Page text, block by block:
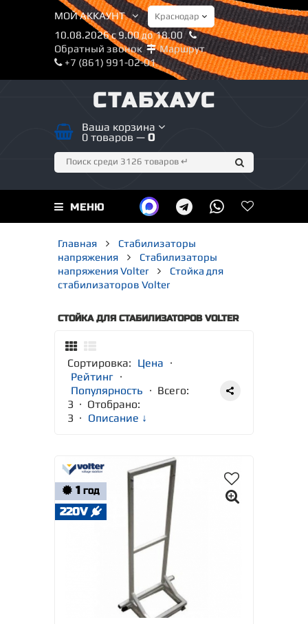
МОЙ АККАУНТ
10.08.2026 с 9.00 до 18.00
Обратный звонок
Маршрут
+7 (861) 991-02-01
СТАБХАУС
Ваша корзина
0 товаров — 0
МЕНЮ
Главная
Стабилизаторы
напряжения
Стабилизаторы
напряжения Volter
Стойка для
стабилизаторов Volter
СТОЙКА ДЛЯ СТАБИЛИЗАТОРОВ VOLTER
Сортировка: Цена ·
Рейтинг ·
Популярность · Всего:
3 · Отобрано:
3 · Описание ↓
1 ГОД
220V